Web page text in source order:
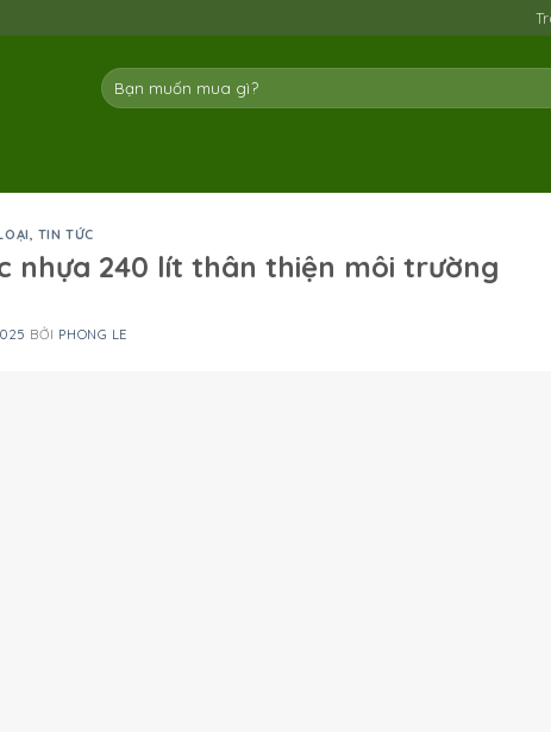
Tìm
kiếm:
, TIN TỨC
nhựa 240 lít thân thiện môi trường
BỞI PHONG LE